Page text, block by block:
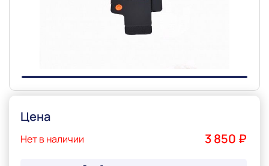
Цена
Нет в наличии 3 850 ₽